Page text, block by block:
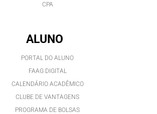
CPA
ALUNO
PORTAL DO ALUNO
FAAG DIGITAL
CALENDÁRIO ACADÊMICO
CLUBE DE VANTAGENS
PROGRAMA DE BOLSAS